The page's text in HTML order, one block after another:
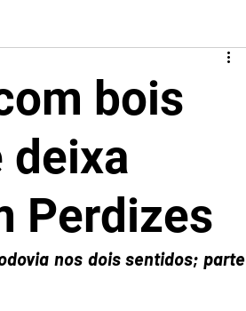
bois
deixa
Perdizes
nos dois sentidos; parte